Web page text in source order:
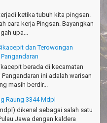
enjoy dan seru
う Arief Pangandaran
ketika tubuh kita pingsan.
cara kerja Pingsan. Bayangkan
upa...
dan Terowongan
berada di kecamatan
ini adalah warisan
masih berdir...
Raung 3344 Mdpl
dikenal sebagai salah satu
Jawa dengan kaldera